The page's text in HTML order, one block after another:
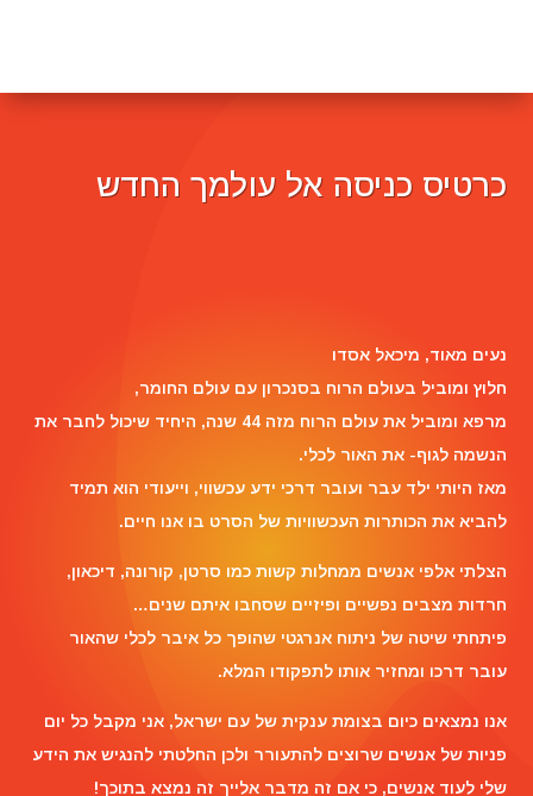
כרטיס כניסה אל עולמך החדש
נעים מאוד, ‏מיכאל אסדו
חלוץ ומוביל בעולם הרוח בסנכרון עם עולם החומר,
מרפא ומוביל את עולם הרוח מזה 44 שנה, היחיד שיכול לחבר את
הנשמה לגוף- את האור לכלי.
מאז היותי ילד עבר ועובר דרכי ידע עכשווי, וייעודי הוא תמיד
להביא את הכותרות העכשוויות של הסרט בו אנו חיים.
הצלתי אלפי אנשים ממחלות קשות כמו סרטן, קורונה, דיכאון,
חרדות מצבים נפשיים ופיזיים שסחבו איתם שנים…
פיתחתי שיטה של ניתוח אנרגטי שהופך כל איבר לכלי שהאור
עובר דרכו ומחזיר אותו לתפקודו המלא.
אנו נמצאים כיום בצומת ענקית של עם ישראל, אני מקבל כל יום
פניות של אנשים שרוצים להתעורר ולכן החלטתי להנגיש את הידע
שלי לעוד אנשים, כי אם זה מדבר אלייך זה נמצא בתוכך!